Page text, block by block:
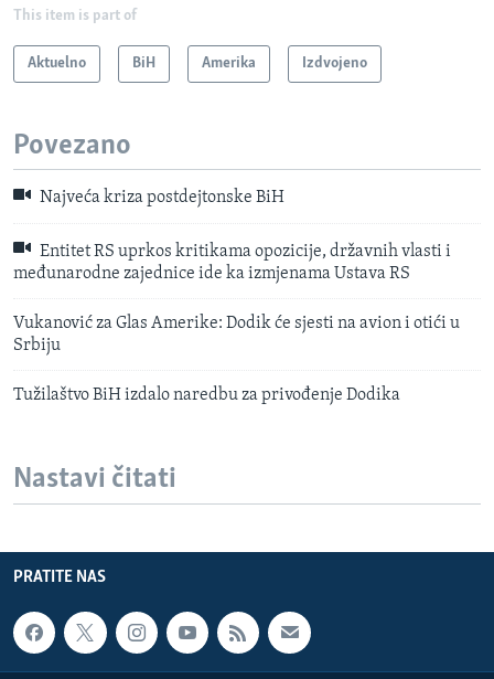
This item is part of
Aktuelno BiH Amerika Izdvojeno
Povezano
Najveća kriza postdejtonske BiH
Entitet RS uprkos kritikama opozicije, državnih vlasti i
međunarodne zajednice ide ka izmjenama Ustava RS
Vukanović za Glas Amerike: Dodik će sjesti na avion i otići u
Srbiju
Tužilaštvo BiH izdalo naredbu za privođenje Dodika
Nastavi čitati
PRATITE NAS